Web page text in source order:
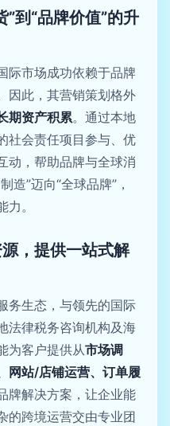
”到“品牌价值”的升
际市场成功依赖于品牌
因此，其营销策划格外
期资产积累。通过本地
社会责任项目参与、优
动，帮助品牌与全球消
造”迈向“全球品牌”，
。
，提供一站式解
务生态，与领先的国际
法律税务咨询机构及海
为客户提供从市场调
网站/店铺运营、订单履
牌解决方案，让企业能
的跨境运营交由专业团